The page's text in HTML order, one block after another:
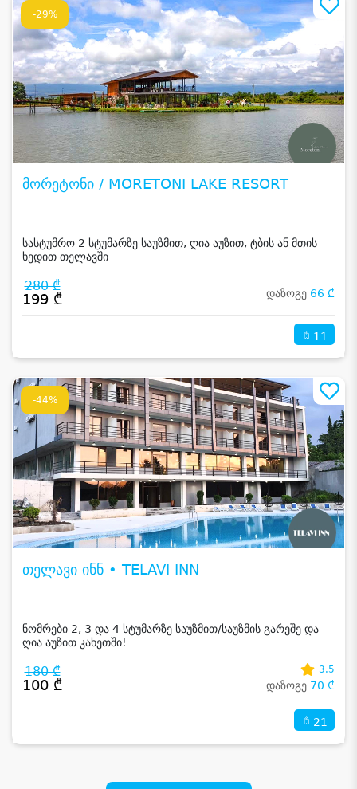
-29%
მორეტონი / MORETONI LAKE RESORT
სასტუმრო 2 სტუმარზე საუზმით, ღია აუზით, ტბის ან მთის
ხედით თელავში
280 ₾
199 ₾ დაზოგე 66 ₾
11
-44%
თელავი ინნ • TELAVI INN
ნომრები 2, 3 და 4 სტუმარზე საუზმით/საუზმის გარეშე და
ღია აუზით კახეთში!
180 ₾
100 ₾
3.5
დაზოგე 70 ₾
21